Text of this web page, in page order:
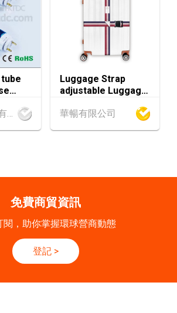
02.09.2026 - 05.09.2026
際時尚匯展 2026 (香港會議展覽中心)
09.09.2026 - 10.09.2026
路高峰論壇2026
09.09.2026
流學會國際會議 2026
好物節 (東盟)」2026
13.10.2026 - 16.10.2026
香港億萬集團有限公司
Luggage Strap
adjustable Luggage
Luggage Straps
華暢有限公司
免費商貿資訊
閱，助你掌握環球營商動態
登記 >